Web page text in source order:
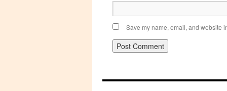
Save my name, email, and website